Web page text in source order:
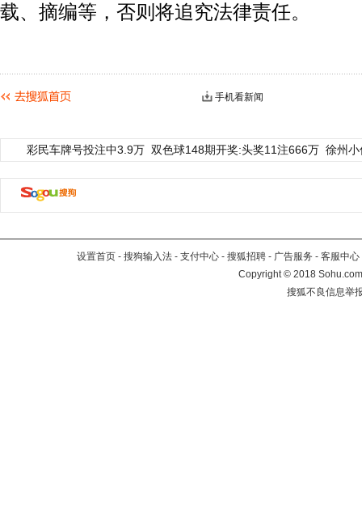
载、摘编等，否则将追究法律责任。
手机看新闻
彩民车牌号投注中3.9万 双色球148期开奖:头奖11注666万 徐州
设置首页 - 搜狗输入法 - 支付中心 - 搜狐招聘 - 广告服务 - 客服中心
Copyright©2018
搜狐不良信息举